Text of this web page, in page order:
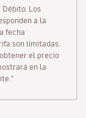
Débito. Los
a la
fecha
son limitadas.
el precio
en la